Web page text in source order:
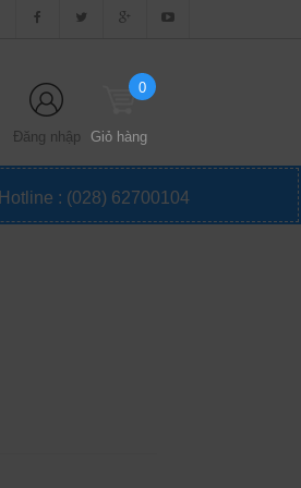
Đăng nhập Giỏ hàng
0
Hotline : (028) 62700104